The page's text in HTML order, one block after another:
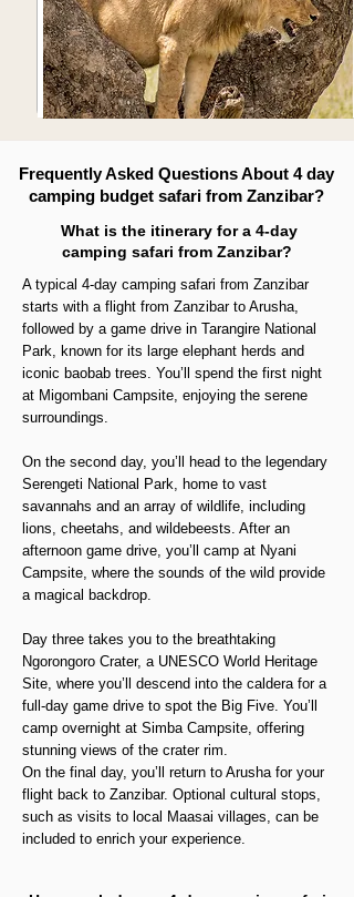
Frequently Asked Questions About 4 day
camping budget safari from Zanzibar?
What is the itinerary for a 4-day
camping safari from Zanzibar?
A typical 4-day camping safari from Zanzibar
starts with a flight from Zanzibar to Arusha,
followed by a game drive in Tarangire National
Park, known for its large elephant herds and
iconic baobab trees. You’ll spend the first night
at Migombani Campsite, enjoying the serene
surroundings.
On the second day, you’ll head to the legendary
Serengeti National Park, home to vast
savannahs and an array of wildlife, including
lions, cheetahs, and wildebeests. After an
afternoon game drive, you’ll camp at Nyani
Campsite, where the sounds of the wild provide
a magical backdrop.
Day three takes you to the breathtaking
Ngorongoro Crater, a UNESCO World Heritage
Site, where you’ll descend into the caldera for a
full-day game drive to spot the Big Five. You’ll
camp overnight at Simba Campsite, offering
stunning views of the crater rim.
On the final day, you’ll return to Arusha for your
flight back to Zanzibar. Optional cultural stops,
such as visits to local Maasai villages, can be
included to enrich your experience.